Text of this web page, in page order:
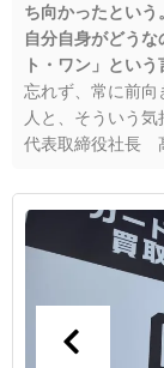
ち向かったという。
自分自身がどうな
ト・ワン」という
忘れず、常に前向
人と、そういう気
代表取締役社長